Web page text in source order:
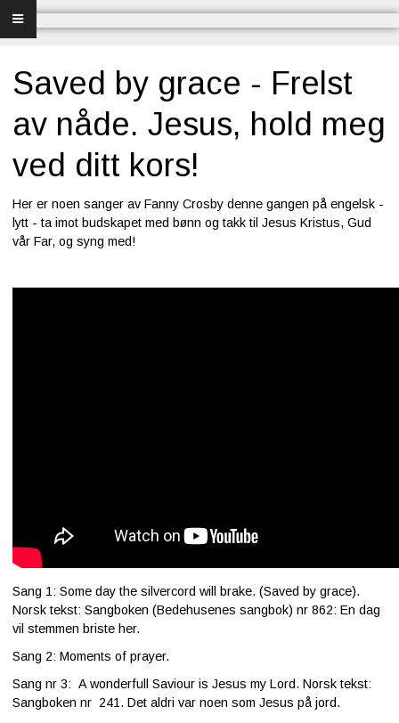
Forsiden
Bibelundervisning
Menighet og misjon
Bibelen og Israel
Saved by grace - Frelst
av nåde. Jesus, hold meg
ved ditt kors!
Her er noen sanger av Fanny Crosby denne gangen på engelsk -
lytt - ta imot budskapet med bønn og takk til Jesus Kristus, Gud
vår Far, og syng med!
Sang 1: Some day the silvercord will brake. (Saved by grace).
Norsk tekst: Sangboken (Bedehusenes sangbok) nr 862: En dag
vil stemmen briste her.
Sang 2: Moments of prayer.
Sang nr 3: A wonderfull Saviour is Jesus my Lord. Norsk tekst:
Sangboken nr 241. Det aldri var noen som Jesus på jord.